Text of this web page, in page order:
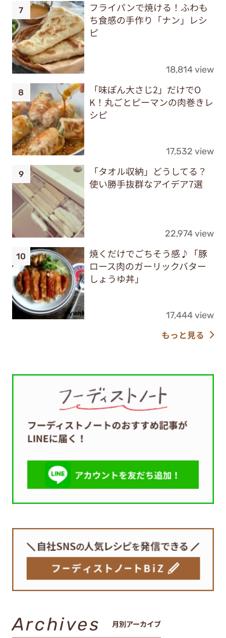
フライパンで焼ける！ふわも
ち食感の手作り「ナン」レシ
ピ
18,814 view
「味ぽん大さじ2」だけでO
K！丸ごとピーマンの肉巻きレ
シピ
17,532 view
「タオル収納」どうしてる？
使い勝手抜群なアイデア7選
22,974 view
焼くだけでごちそう感♪「豚
ロース肉のガーリックバター
しょうゆ丼」
17,444 view
もっと見る
Archives 月別アーカイブ